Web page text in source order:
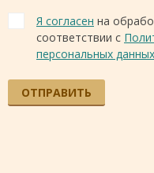
Я согласен на
соответствии с
персональных данных
ОТПРАВИТЬ